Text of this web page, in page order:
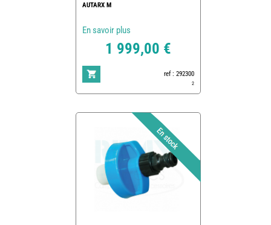
AUTARX M
En savoir plus
1 999,00 €
ref : 292300
2